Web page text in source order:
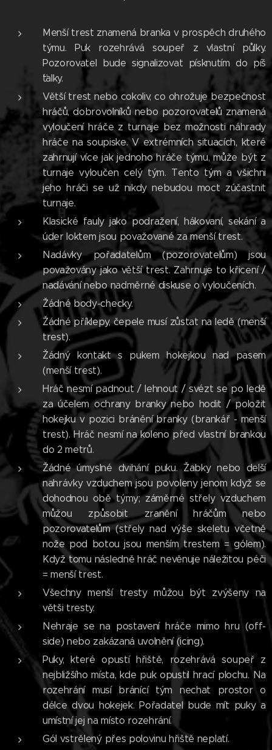
Menší trest znamená branka v prospěch druhého
týmu. Puk rozehrává soupeř z vlastní půlky.
Pozorovatel bude signalizovat písknutím do píš
´ťalky.
Větší trest nebo cokoliv, co ohrožuje bezpečnost
hráčů, dobrovolníků nebo pozorovatelů znamená
vyloučení hráče z turnaje bez možnosti náhrady
hráče na soupiske. V extrémních situacích, které
zahrnují více jak jednoho hráče týmu, může být z
turnaje vyloučen celý tým. Tento tým a všichni
jeho hráči se už nikdy nebudou moct zúčastnit
turnaje.
Klasické fauly jako podražení, hákovaní, sekání a
úder loktem jsou považované za menší trest.
Nadávky pořadatelům (pozorovatelům) jsou
považovány jako větší trest. Zahrnuje to křicení /
nadávání nebo nadměrné diskuse o vyloučeních.
Žádné body-checky.
Žádné příklepy, čepele musí zůstat na ledě (menší
trest).
Žádný kontakt s pukem hokejkou nad pasem
(menší trest).
Hráč nesmí padnout / lehnout / svézt se po ledě
za účelem ochrany branky nebo hodit / položit
hokejku v pozici bránění branky (brankář - menší
trest). Hráč nesmí na koleno před vlastní brankou
do 2 metrů.
Žádné úmyslné dvihání puku. Žabky nebo delší
nahrávky vzduchem jsou povoleny jenom když se
dohodnou obě týmy; záměrné střely vzduchem
můžou způsobit zranění hráčům nebo
pozorovatelům (střely nad výše skeletu včetně
nože pod botou jsou menším trestem = gólem).
Když tomu následně hráč nevěnuje náležitou péči
= menší trest.
Všechny menší tresty můžou být zvýšeny na
větši tresty.
Nehraje se na postavení hráče mimo hru (off-
side) nebo zakázaná uvolnění (icing).
Puky, které opustí hřiště, rozehrává soupeř z
nejbližšího místa, kde puk opustil hrací plochu. Na
rozehrání musí bránící tým nechat prostor o
délce dvou hokejek. Pořadatel bude mít puky a
umístní jej na místo rozehrání.
Gól vstrělený přes polovinu hřiště neplatí.